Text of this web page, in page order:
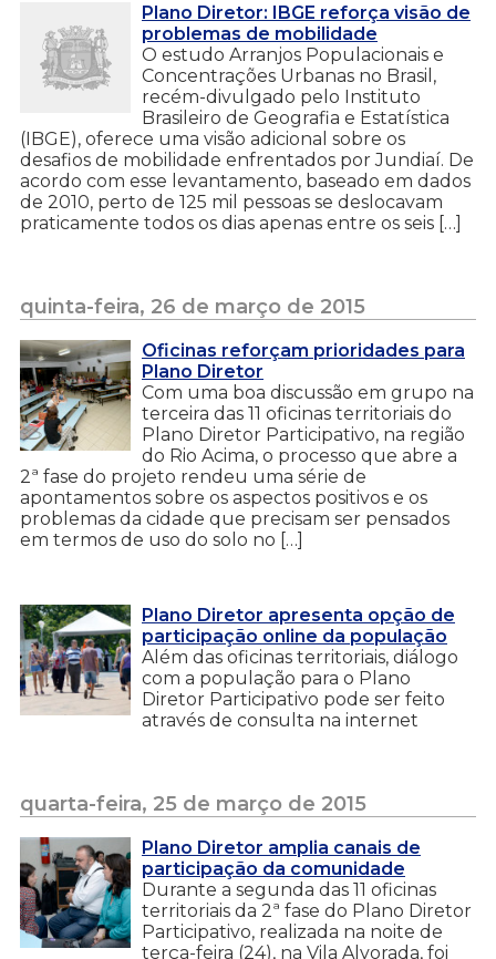
Plano Diretor: IBGE reforça visão de
problemas de mobilidade
O estudo Arranjos Populacionais e
Concentrações Urbanas no Brasil,
recém-divulgado pelo Instituto
Brasileiro de Geografia e Estatística
(IBGE), oferece uma visão adicional sobre os
desafios de mobilidade enfrentados por Jundiaí. De
acordo com esse levantamento, baseado em dados
de 2010, perto de 125 mil pessoas se deslocavam
praticamente todos os dias apenas entre os seis […]
quinta-feira, 26 de março de 2015
Oficinas reforçam prioridades para
Plano Diretor
Com uma boa discussão em grupo na
terceira das 11 oficinas territoriais do
Plano Diretor Participativo, na região
do Rio Acima, o processo que abre a
2ª fase do projeto rendeu uma série de
apontamentos sobre os aspectos positivos e os
problemas da cidade que precisam ser pensados
em termos de uso do solo no […]
Plano Diretor apresenta opção de
participação online da população
Além das oficinas territoriais, diálogo
com a população para o Plano
Diretor Participativo pode ser feito
através de consulta na internet
quarta-feira, 25 de março de 2015
Plano Diretor amplia canais de
participação da comunidade
Durante a segunda das 11 oficinas
territoriais da 2ª fase do Plano Diretor
Participativo, realizada na noite de
terça-feira (24), na Vila Alvorada, foi